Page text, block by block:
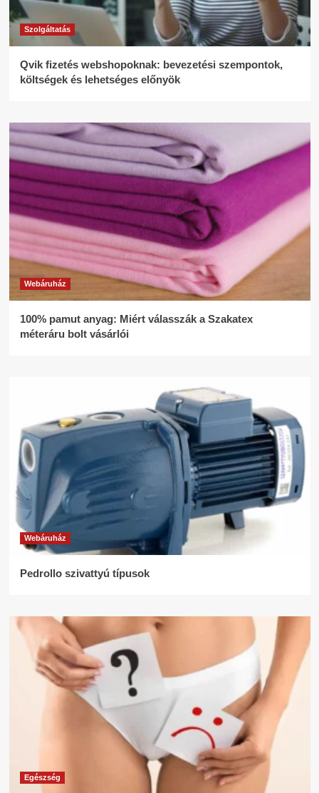
Szolgáltatás
Qvik fizetés webshopoknak: bevezetési szempontok,
költségek és lehetséges előnyök
Webáruház
100% pamut anyag: Miért válasszák a Szakatex
méteráru bolt vásárlói
Webáruház
Pedrollo szivattyú típusok
Egészség